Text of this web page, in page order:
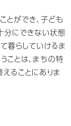
とができ、子ども
分にできない状態
暮らしていけるま
ことは、まちの特
ることにありま